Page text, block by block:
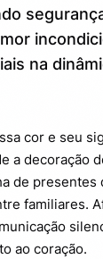
aplicar a cor
que conecta
quer
família?
na
cor e seu
a decoração
de presentes
familiares.
ao coração.